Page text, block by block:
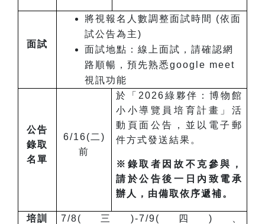
面試
將視報名人數調整面試時間 (依面
試公告為主)
面試地點：線上面試，請確認網
路順暢，預先熟悉google meet
視訊功能
公告
錄取
名單
6/16(二)
前
於「2026綠夥伴：博物館
小小導覽員培育計畫」活
動頁面公告，並以電子郵
件方式發送結果。
※ 錄取者因故不克參與，
請於公告後一日內致電承
辦人，由備取依序遞補。
培訓
7/8(三)-7/9(四)、